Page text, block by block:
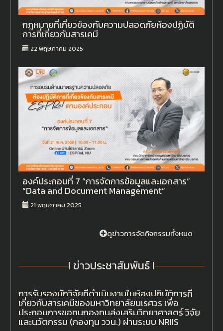
กฎหมายที่เกี่ยวข้องกับความปลอดภัยห้องปฏิบัติ
การที่เกี่ยวกับสารเคมี
22 พฤษภาคม 2025
องค์ประกอบที่ 7 “การจัดการข้อมูลและเอกสาร”
“Data and Document Management”
21 พฤษภาคม 2025
ดูข่าวการจัดกิจกรรมทั้งหมด
I ข่าวประชาสัมพันธ์ I
การรับรองนักวิจัยที่ดำเนินงานในห้องปฏิบัติการที่
เกี่ยวกับสารเคมีของมหาวิทยาลัยนเรศวร เพื่อ
ประกอบการขอทุนกองทุนส่งเสริมวิทยาศาสตร์ วิจัย
และนวัตกรรม (กองทุน ววน.) ผ่านระบบ NRIIS